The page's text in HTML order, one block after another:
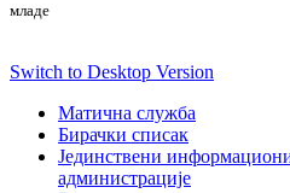
младе
Стефан
Switch to Desktop Version
Матична служба
Бирачки списак
Јединствени
администрације